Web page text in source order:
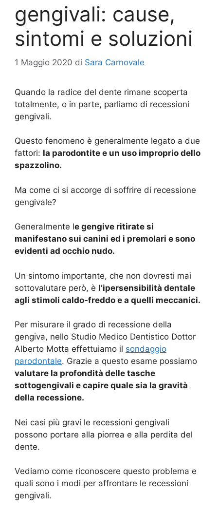
gengivali: cause,
sintomi e soluzioni
1 Maggio 2020 di Sara Carnovale
Quando la radice del dente rimane scoperta
totalmente, o in parte, parliamo di recessioni
gengivali.
Questo fenomeno è generalmente legato a due
fattori: la parodontite e un uso improprio dello
spazzolino.
Ma come ci si accorge di soffrire di recessione
gengivale?
Generalmente le gengive ritirate si
manifestano sui canini ed i premolari e sono
evidenti ad occhio nudo.
Un sintomo importante, che non dovresti mai
sottovalutare però, è l’ipersensibilità dentale
agli stimoli caldo-freddo e a quelli meccanici.
Per misurare il grado di recessione della
gengiva, nello Studio Medico Dentistico Dottor
Alberto Motta effettuiamo il sondaggio
parodontale. Grazie a questo esame possiamo
valutare la profondità delle tasche
sottogengivali e capire quale sia la gravità
della recessione.
Nei casi più gravi le recessioni gengivali
possono portare alla piorrea e alla perdita del
dente.
Vediamo come riconoscere questo problema e
quali sono i modi per affrontare le recessioni
gengivali.